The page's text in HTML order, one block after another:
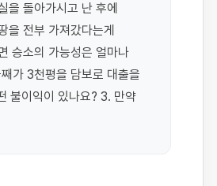
을 돌아가시고 난 후에
을 전부 가져갔다는게
승소의 가능성은 얼마나
가 3천평을 담보로 대출을
불이익이 있나요? 3. 만약